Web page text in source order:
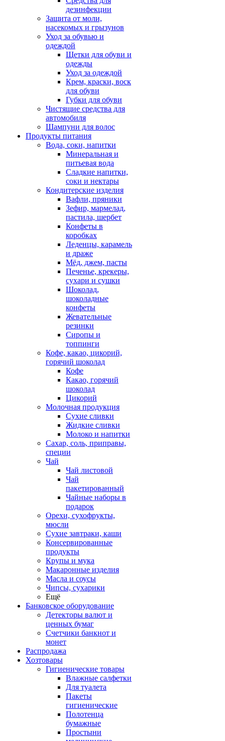
дезинфекции
Защита от моли,
насекомых и грызунов
Уход за обувью и
одеждой
Щетки для обуви и
одежды
Уход за одеждой
Крем, краски, воск
для обуви
Губки для обуви
Чистящие средства для
автомобиля
Шампуни для волос
Продукты питания
Вода, соки, напитки
Минеральная и
питьевая вода
Сладкие напитки,
соки и нектары
Кондитерские изделия
Вафли, пряники
Зефир, мармелад,
пастила, шербет
Конфеты в
коробках
Леденцы, карамель
и драже
Мёд, джем, пасты
Печенье, крекеры,
сухари и сушки
Шоколад,
шоколадные
конфеты
Жевательные
резинки
Сиропы и
топпинги
Кофе, какао, цикорий,
горячий шоколад
Кофе
Какао, горячий
шоколад
Цикорий
Молочная продукция
Сухие сливки
Жидкие сливки
Молоко и напитки
Сахар, соль, приправы,
специи
Чай
Чай листовой
Чай
пакетированный
Чайные наборы в
подарок
Орехи, сухофрукты,
мюсли
Сухие завтраки, каши
Консервированные
продукты
Крупы и мука
Макаронные изделия
Масла и соусы
Чипсы, сухарики
Ещё
Банковское оборудование
Детекторы валют и
ценных бумаг
Счетчики банкнот и
монет
Распродажа
Хозтовары
Гигиенические товары
Влажные салфетки
Для туалета
Пакеты
гигиенические
Полотенца
бумажные
Простыни